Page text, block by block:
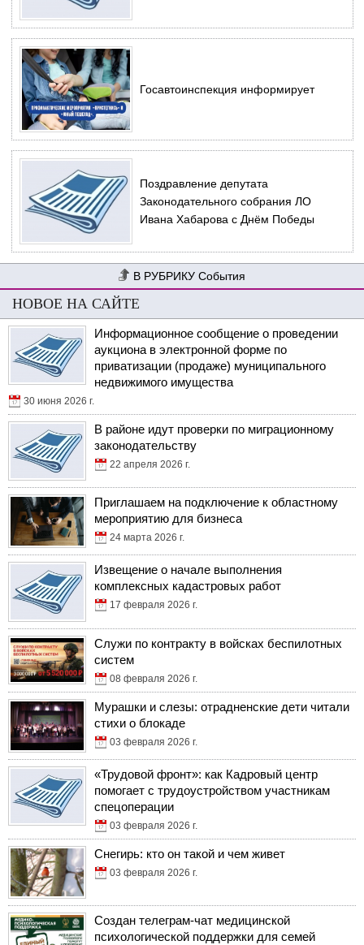
Госавтоинспекция информирует
Поздравление депутата
Законодательного собрания ЛО
Ивана Хабарова с Днём Победы
События
НОВОЕ НА САЙТЕ
Информационное сообщение о проведении
аукциона в электронной форме по
приватизации (продаже) муниципального
недвижимого имущества
30 июня 2026 г.
В районе идут проверки по миграционному
законодательству
22 апреля 2026 г.
Приглашаем на подключение к областному
мероприятию для бизнеса
24 марта 2026 г.
Извещение о начале выполнения
комплексных кадастровых работ
17 февраля 2026 г.
Служи по контракту в войсках беспилотных
систем
08 февраля 2026 г.
Мурашки и слезы: отрадненские дети читали
стихи о блокаде
03 февраля 2026 г.
«Трудовой фронт»: как Кадровый центр
помогает с трудоустройством участникам
спецоперации
03 февраля 2026 г.
Снегирь: кто он такой и чем живет
03 февраля 2026 г.
Создан телеграм-чат медицинской
психологической поддержки для семей